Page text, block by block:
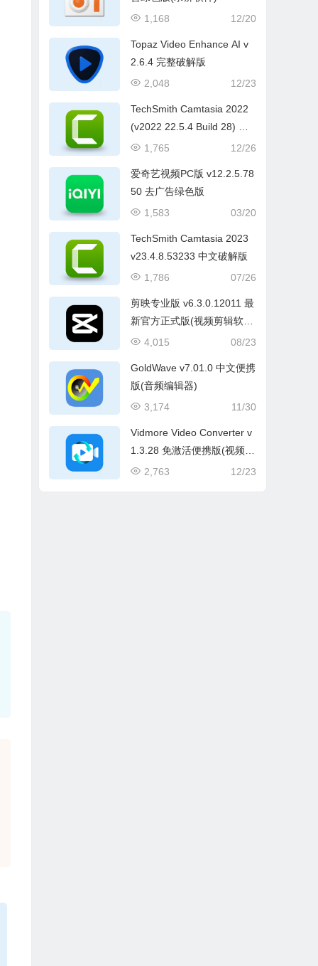
12/20
1,168
Topaz Video Enhance AI v
2.6.4 完整破解版
12/23
2,048
TechSmith Camtasia 2022
(v2022 22.5.4 Build 28) 中
文破解版
12/26
1,765
爱奇艺视频PC版 v12.2.5.78
50 去广告绿色版
03/20
1,583
TechSmith Camtasia 2023
v23.4.8.53233 中文破解版
07/26
1,786
剪映专业版 v6.3.0.12011 最
新官方正式版(视频剪辑软
件)
08/23
4,015
GoldWave v7.01.0 中文便携
版(音频编辑器)
11/30
3,174
Vidmore Video Converter v
1.3.28 免激活便携版(视频格
式转换)
12/23
2,763